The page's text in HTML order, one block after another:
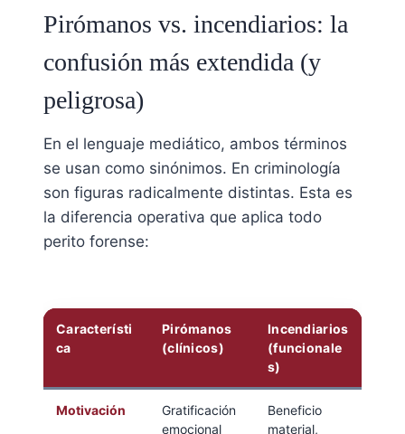
Pirómanos vs. incendiarios: la
confusión más extendida (y
peligrosa)
En el lenguaje mediático, ambos términos
se usan como sinónimos. En criminología
son figuras radicalmente distintas. Esta es
la diferencia operativa que aplica todo
perito forense:
Característi
ca
Pirómanos
(clínicos)
Incendiarios
(funcionale
s)
Motivación
Gratificación
emocional
Beneficio
material,